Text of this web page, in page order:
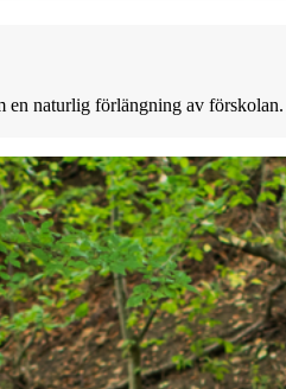
naturlig förlängning av